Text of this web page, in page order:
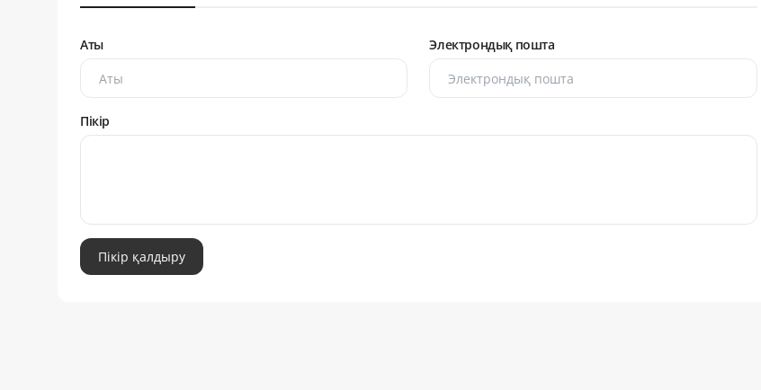
Аты Электрондық пошта
Пікір
Пікір қалдыру